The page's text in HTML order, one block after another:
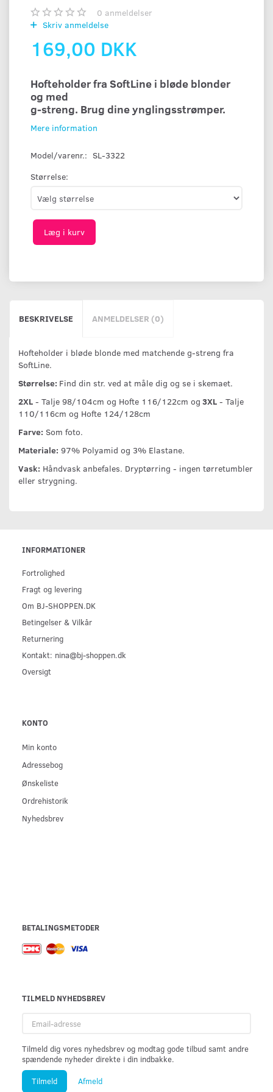
0 anmeldelser
Skriv anmeldelse
169,00 DKK
Hofteholder fra SoftLine i bløde blonder
og med
g-streng. Brug dine ynglingsstrømper.
Mere information
Model/varenr.: SL-3322
Størrelse:
Læg i kurv
BESKRIVELSE ANMELDELSER (0)
Hofteholder i bløde blonde med matchende g-streng fra
SoftLine.
Størrelse: Find din str. ved at måle dig og se i skemaet.
2XL - Talje 98/104cm og Hofte 116/122cm og 3XL - Talje
110/116cm og Hofte 124/128cm
Farve: Som foto.
Materiale: 97% Polyamid og 3% Elastane.
Vask: Håndvask anbefales. Dryptørring - ingen tørretumbler
eller strygning.
INFORMATIONER
Fortrolighed
Fragt og levering
Om BJ-SHOPPEN.DK
Betingelser & Vilkår
Returnering
Kontakt: nina@bj-shoppen.dk
Oversigt
KONTO
Min konto
Adressebog
Ønskeliste
Ordrehistorik
Nyhedsbrev
BETALINGSMETODER
TILMELD NYHEDSBREV
adresse
Tilmeld dig vores nyhedsbrev og modtag gode tilbud samt andre
spændende nyheder direkte i din indbakke.
Tilmeld Afmeld